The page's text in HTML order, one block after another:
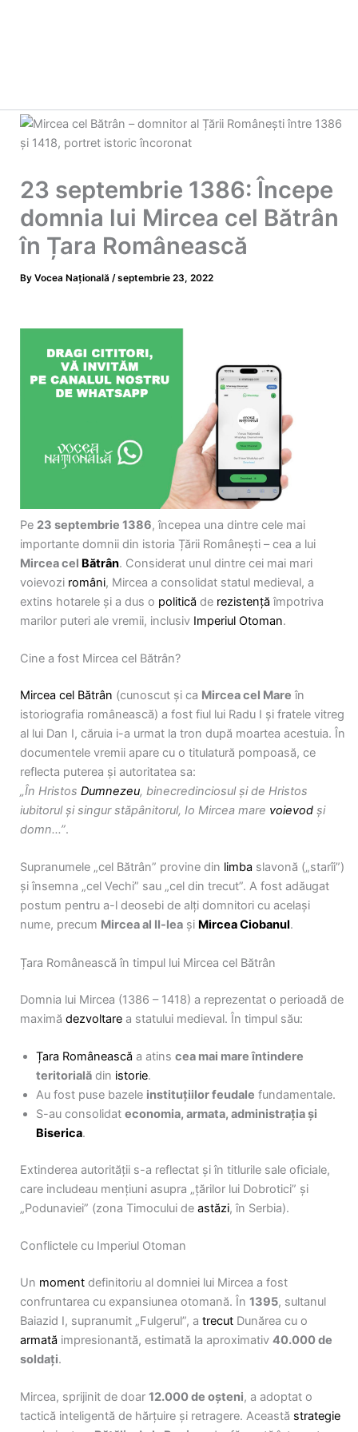
23 septembrie 1386: Începe
domnia lui Mircea cel Bătrân
în Țara Românească
By Vocea Națională /septembrie 23, 2022
Pe 23 septembrie 1386, începea una dintre cele mai
importante domnii din istoria Țării Românești – cea a lui
Mircea cel Bătrân. Considerat unul dintre cei mai mari
voievozi români, Mircea a consolidat statul medieval, a
extins hotarele și a dus o politică de rezistență împotriva
marilor puteri ale vremii, inclusiv Imperiul Otoman.
Cine a fost Mircea cel Bătrân?
Mircea cel Bătrân (cunoscut și ca Mircea cel Mare în
istoriografia românească) a fost fiul lui Radu I și fratele vitreg
al lui Dan I, căruia i-a urmat la tron după moartea acestuia. În
documentele vremii apare cu o titulatură pompoasă, ce
reflecta puterea și autoritatea sa:
„În Hristos Dumnezeu, binecredinciosul și de Hristos
iubitorul și singur stăpânitorul, Io Mircea mare voievod și
domn…”.
Supranumele „cel Bătrân” provine din limba slavonă („starîi”)
și însemna „cel Vechi” sau „cel din trecut”. A fost adăugat
postum pentru a-l deosebi de alți domnitori cu același
nume, precum Mircea al II-lea și Mircea Ciobanul.
Țara Românească în timpul lui Mircea cel Bătrân
Domnia lui Mircea (1386 – 1418) a reprezentat o perioadă de
maximă dezvoltare a statului medieval. În timpul său:
Țara Românească a atins cea mai mare întindere
teritorială din istorie.
Au fost puse bazele instituțiilor feudale fundamentale.
S-au consolidat economia, armata, administrația și
Biserica.
Extinderea autorității s-a reflectat și în titlurile sale oficiale,
care includeau mențiuni asupra „țărilor lui Dobrotici” și
„Podunaviei” (zona Timocului de astăzi, în Serbia).
Conflictele cu Imperiul Otoman
Un moment definitoriu al domniei lui Mircea a fost
confruntarea cu expansiunea otomană. În 1395, sultanul
Baiazid I, supranumit „Fulgerul”, a trecut Dunărea cu o
armată impresionantă, estimată la aproximativ 40.000 de
soldați.
Mircea, sprijinit de doar 12.000 de oșteni, a adoptat o
tactică inteligentă de hărțuire și retragere. Această strategie